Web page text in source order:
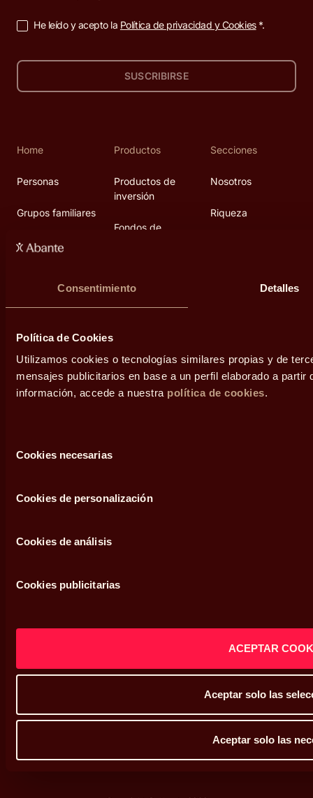
Consentimiento Detalles
Política de Cookies
Utilizamos cookies o tecnologías similares propias y de
mensajes publicitarios en base a un perfil elaborado a
información, accede a nuestra política de cookies.
deCookies necesarias
Cookies de personalización
Cookies de análisis
Cookies publicitarias
ACEPTAR
Aceptar solo las
Aceptar solo las
He leído y acepto la Política de privacidad y Cookies*.
SUSCRIBIRSE
Home
Personas
Grupos familiares
Empresas
Personas
Grupos familiares
Empresas
Productos
Productos de
inversión
Fondos de
pensiones
Secciones
Nosotros
Riqueza
Área de prensa
Política de cookies
Mapa web